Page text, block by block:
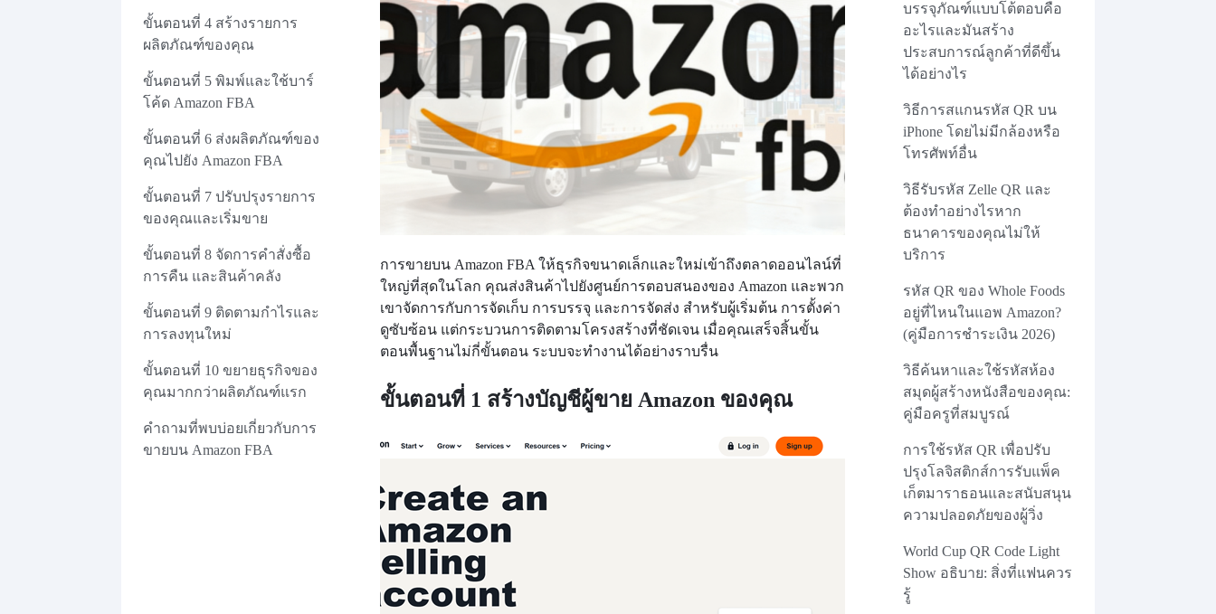
ขั้นตอนที่ 4 สร้างรายการ
ผลิตภัณฑ์ของคุณ
ขั้นตอนที่ 5 พิมพ์และใช้บาร์
โค้ด Amazon FBA
ขั้นตอนที่ 6 ส่งผลิตภัณฑ์ของ
คุณไปยัง Amazon FBA
ขั้นตอนที่ 7 ปรับปรุงรายการ
ของคุณและเริ่มขาย
ขั้นตอนที่ 8 จัดการคำสั่งซื้อ
การคืน และสินค้าคลัง
ขั้นตอนที่ 9 ติดตามกำไรและ
การลงทุนใหม่
ขั้นตอนที่ 10 ขยายธุรกิจของ
คุณมากกว่าผลิตภัณฑ์แรก
คำถามที่พบบ่อยเกี่ยวกับการ
ขายบน Amazon FBA
การขายบน Amazon FBA ให้ธุรกิจขนาดเล็กและใหม่เข้าถึงตลาดออนไลน์ที่
ใหญ่ที่สุดในโลก คุณส่งสินค้าไปยังศูนย์การตอบสนองของ Amazon และพวก
เขาจัดการกับการจัดเก็บ การบรรจุ และการจัดส่ง สําหรับผู้เริ่มต้น การตั้งค่า
ดูซับซ้อน แต่กระบวนการติดตามโครงสร้างที่ชัดเจน เมื่อคุณเสร็จสิ้นขั้น
ตอนพื้นฐานไม่กี่ขั้นตอน ระบบจะทำงานได้อย่างราบรื่น
ขั้นตอนที่ 1 สร้างบัญชีผู้ขาย Amazon ของคุณ
บรรจุภัณฑ์แบบโต้ตอบคือ
อะไรและมันสร้าง
ประสบการณ์ลูกค้าที่ดีขึ้น
ได้อย่างไร
วิธีการสแกนรหัส QR บน
iPhone โดยไม่มีกล้องหรือ
โทรศัพท์อื่น
วิธีรับรหัส Zelle QR และ
ต้องทำอย่างไรหาก
ธนาคารของคุณไม่ให้
บริการ
รหัส QR ของ Whole Foods
อยู่ที่ไหนในแอพ Amazon?
(คู่มือการชำระเงิน 2026)
วิธีค้นหาและใช้รหัสห้อง
สมุดผู้สร้างหนังสือของคุณ:
คู่มือครูที่สมบูรณ์
การใช้รหัส QR เพื่อปรับ
ปรุงโลจิสติกส์การรับแพ็ค
เก็ตมาราธอนและสนับสนุน
ความปลอดภัยของผู้วิ่ง
World Cup QR Code Light
Show อธิบาย: สิ่งที่แฟนควร
รู้